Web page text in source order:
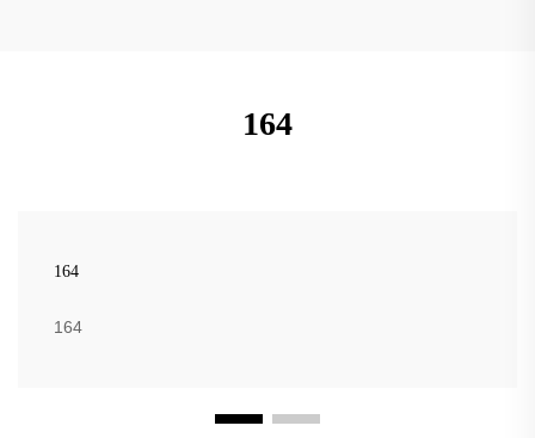
164
164
164